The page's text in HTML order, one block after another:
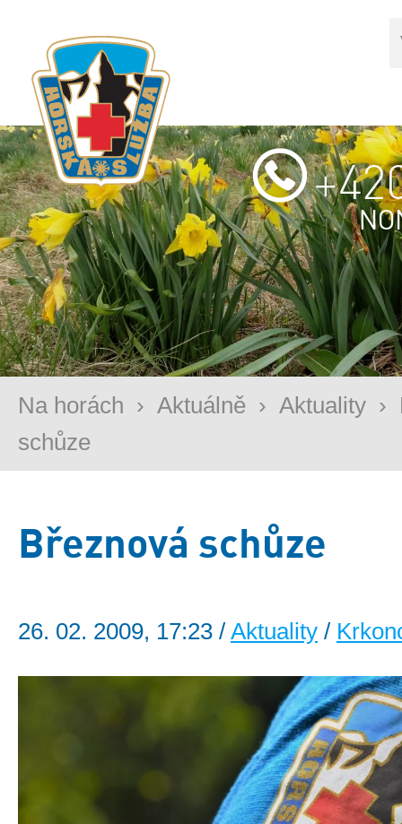
Na horách › Aktuálně › Aktuality ›
schůze
Březnová schůze
26. 02. 2009, 17:23 / Aktuality /